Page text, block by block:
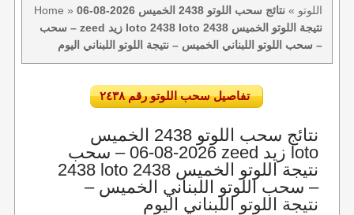
Home » اللوتو »
نتائج سحب اللوتو 2438 الخميس 2026-08-06
– سحب zeed زيد loto 2438 loto 2438 نتيجة اللوتو الخميس
– سحب اللوتو اللبناني الخميس – نتيجة اللوتو اللبناني اليوم
تفاصيل سحب اللوتو رقم ٢٤٣٨
نتائج سحب اللوتو 2438 الخميس
2026-08-06 – سحب zeed زيد loto
2438 loto 2438 نتيجة اللوتو الخميس
– سحب اللوتو اللبناني الخميس –
نتيجة اللوتو اللبناني اليوم